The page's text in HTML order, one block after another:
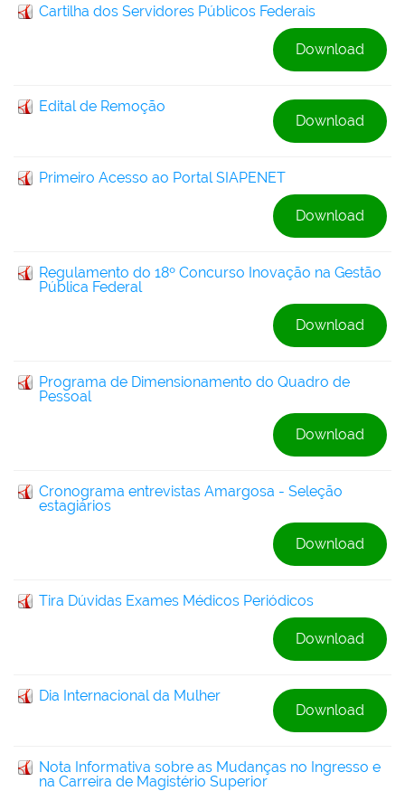
Cartilha dos Servidores Públicos Federais
Download
Edital de Remoção
Download
Primeiro Acesso ao Portal SIAPENET
Download
Regulamento do 18º Concurso Inovação na Gestão
Pública Federal
Download
Programa de Dimensionamento do Quadro de
Pessoal
Download
Cronograma entrevistas Amargosa - Seleção
estagiários
Download
Tira Dúvidas Exames Médicos Periódicos
Download
Dia Internacional da Mulher
Download
Nota Informativa sobre as Mudanças no Ingresso e
na Carreira de Magistério Superior